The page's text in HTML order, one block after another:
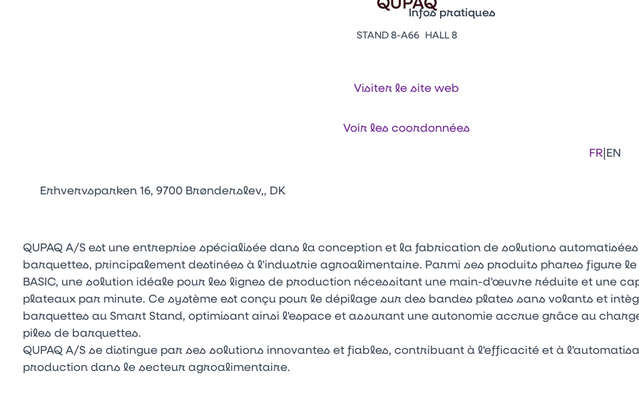
Infos pratiques
Contacts
Appuyez sur Entrée pour ouvrir le lien.
FR|EN
STAND 8-A66 HALL 8
Visiter le site web
Voir les coordonnées
Erhvervsparken 16, 9700 Brønderslev,, DK
QUPAQ A/S est une entreprise spécialisée dans la conception et la fabrication de solutions
barquettes, principalement destinées à l'industrie agroalimentaire. Parmi ses produits phares figure
BASIC, une solution idéale pour les lignes de production nécessitant une main-d'œuvre réduite et une
plateaux par minute. Ce système est conçu pour le dépilage sur des bandes plates sans volants et
barquettes au Smart Stand, optimisant ainsi l'espace et assurant une autonomie accrue grâce au
piles de barquettes.
QUPAQ A/S se distingue par ses solutions innovantes et fiables, contribuant à l'efficacité et à
production dans le secteur agroalimentaire.